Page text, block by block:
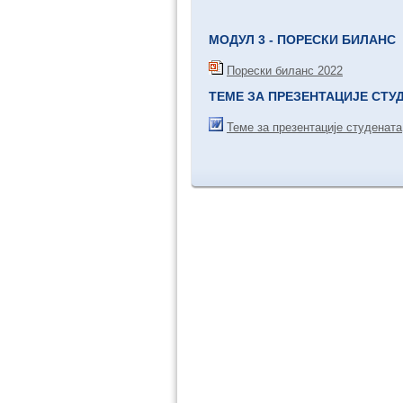
МОДУЛ 3 - ПОРЕСКИ БИЛАНС
Порески биланс 2022
ТЕМЕ ЗА ПРЕЗЕНТАЦИЈЕ
Теме за презентације студената